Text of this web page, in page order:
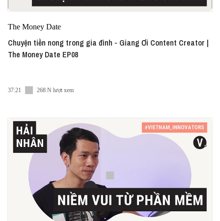
The Money Date
Chuyện tiền nong trong gia đình - Giang Ơi Content Creator |
The Money Date EP08
37:21 268 N lượt xem